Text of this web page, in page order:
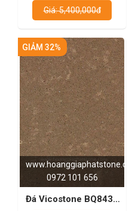
Giá: 5,400,000đ
www.hoanggiaphatstone.com
0972 101 656
GIẢM 32%
Đá Vicostone BQ8435